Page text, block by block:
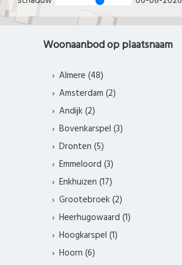
Woonaanbod op plaatsnaam
Almere (48)
Amsterdam (2)
Andijk (2)
Bovenkarspel (3)
Dronten (5)
Emmeloord (3)
Enkhuizen (17)
Grootebroek (2)
Heerhugowaard (1)
Hoogkarspel (1)
Hoorn (6)